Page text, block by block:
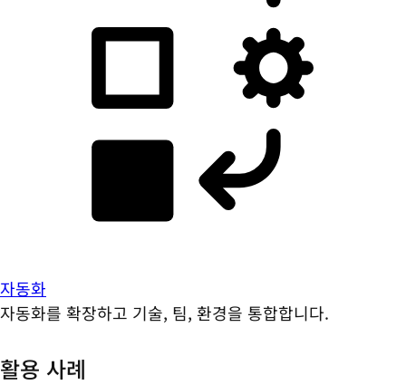
자동화
자동화를 확장하고 기술, 팀, 환경을 통합합니다.
활용 사례